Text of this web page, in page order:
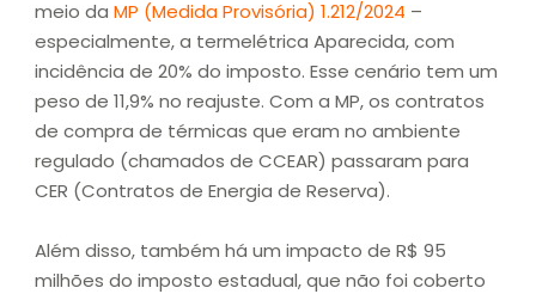
meio da MP (Medida Provisória) 1.212/2024 –
especialmente, a termelétrica Aparecida, com
incidência de 20% do imposto. Esse cenário tem um
peso de 11,9% no reajuste. Com a MP, os contratos
de compra de térmicas que eram no ambiente
regulado (chamados de CCEAR) passaram para
CER (Contratos de Energia de Reserva).
Além disso, também há um impacto de R$ 95
milhões do imposto estadual, que não foi coberto